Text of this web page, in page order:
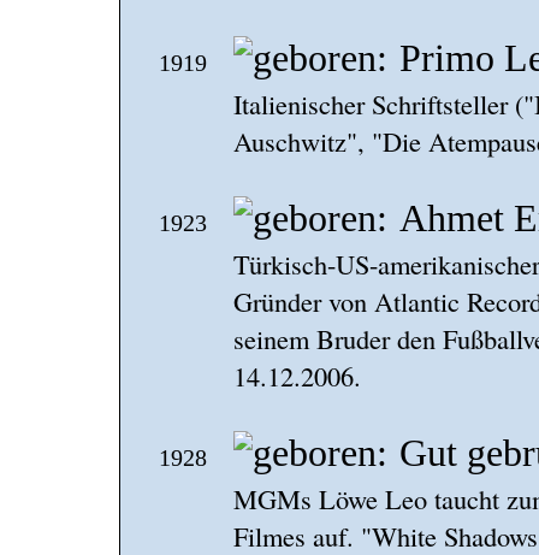
1919 Primo
Italienischer Schriftsteller
Auschwitz", "Die
1923 Ahmet
Türkisch-US-
Gründer von Atlantic
seinem Bruder den
14.12.2006.
1928 Gut
MGMs Löwe Leo taucht
Filmes auf. "White